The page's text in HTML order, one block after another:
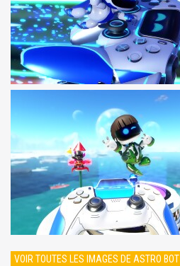
VOIR TOUTES LES IMAGES DE ASTRO BOT